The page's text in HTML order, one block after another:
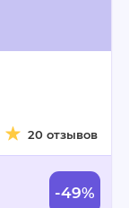
20 отзывов
-49%